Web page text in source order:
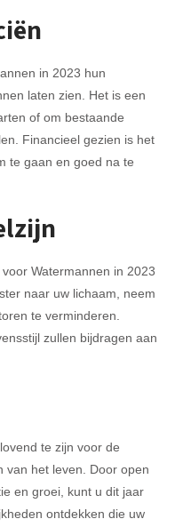
in 2023 hun
laten zien. Het is een
of om bestaande
Financieel gezien is het
te gaan en goed na te
Watermannen in 2023
naar uw lichaam, neem
te verminderen.
zullen bijdragen aan
te zijn voor de
van het leven. Door open
en groei, kunt u dit jaar
ontdekken die uw